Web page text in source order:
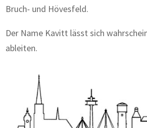
Bruch- und Hövesfeld.
Der Name Kavitt lässt sich
ableiten.